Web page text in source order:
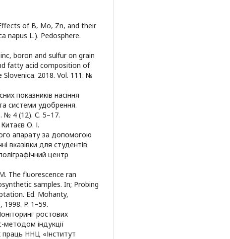
Effects of B, Mo, Zn, and their
napus L.). Pedosphere.
boron and sulfur on grain
fatty acid composition of
2018. Vol. 111. №
показників насіння
системи удобрення.
№ 4 (12). С. 5–17.
О. І.
апарату за допомогою
вказівки для студентів
центр
The fluorescence ran
samples. In; Probing
Ed. Mohanty,
P. 1–59.
ростових
методом індукції
праць ННЦ «Інститут